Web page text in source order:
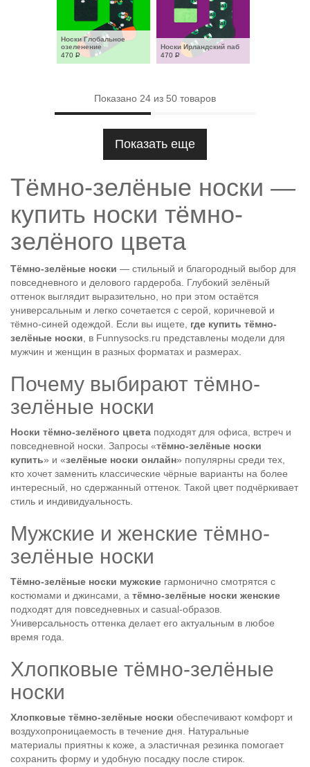
Носки Глобальное
озеленение
470 Р
Носки Ирландский паб
470 Р
Показано 24 из 50 товаров
Показать еще
Тёмно-зелёные носки —
купить носки тёмно-
зелёного цвета
Тёмно-зелёные носки — стильный и благородный выбор для
повседневного и делового гардероба. Глубокий зелёный
оттенок выглядит выразительно, но при этом остаётся
универсальным и легко сочетается с серой, коричневой и
тёмно-синей одеждой. Если вы ищете, где купить тёмно-
зелёные носки , в Funnysocks.ru представлены модели для
мужчин и женщин в разных форматах и размерах.
Почему выбирают тёмно-
зелёные носки
Носки тёмно-зелёного цвета подходят для офиса, встреч и
повседневной носки. Запросы «тёмно-зелёные носки
купить» и «зелёные носки онлайн» популярны среди тех,
кто хочет заменить классические чёрные варианты на более
интересный, но сдержанный оттенок. Такой цвет подчёркивает
стиль и индивидуальность.
Мужские и женские тёмно-
зелёные носки
Тёмно-зелёные носки мужские гармонично смотрятся с
костюмами и джинсами, а тёмно-зелёные носки женские
подходят для повседневных и casual-образов.
Универсальность оттенка делает его актуальным в любое
время года.
Хлопковые тёмно-зелёные
носки
Хлопковые тёмно-зелёные носки обеспечивают комфорт и
воздухопроницаемость в течение дня. Натуральные
материалы приятны к коже, а эластичная резинка помогает
сохранить форму и удобную посадку после стирок.